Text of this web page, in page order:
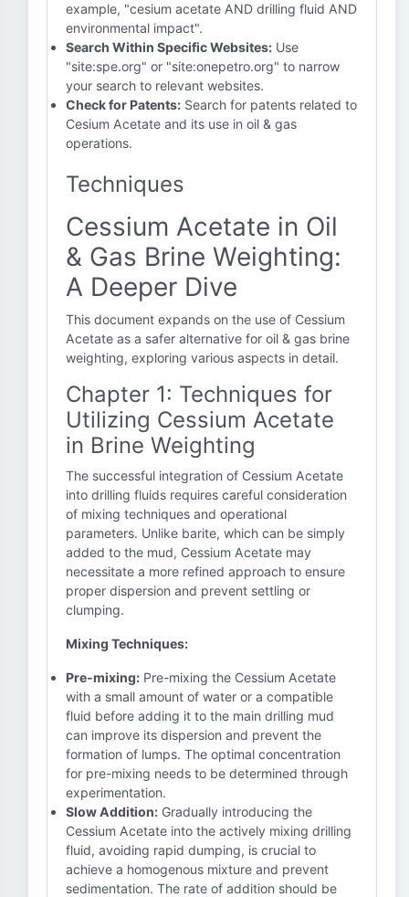
example, "cesium acetate AND drilling fluid AND
environmental impact".
Search Within Specific Websites: Use
"site:spe.org" or "site:onepetro.org" to narrow
your search to relevant websites.
Check for Patents: Search for patents related to
Cesium Acetate and its use in oil & gas
operations.
Techniques
Cessium Acetate in Oil
& Gas Brine Weighting:
A Deeper Dive
This document expands on the use of Cessium
Acetate as a safer alternative for oil & gas brine
weighting, exploring various aspects in detail.
Chapter 1: Techniques for
Utilizing Cessium Acetate
in Brine Weighting
The successful integration of Cessium Acetate
into drilling fluids requires careful consideration
of mixing techniques and operational
parameters. Unlike barite, which can be simply
added to the mud, Cessium Acetate may
necessitate a more refined approach to ensure
proper dispersion and prevent settling or
clumping.
Mixing Techniques:
Pre-mixing: Pre-mixing the Cessium Acetate
with a small amount of water or a compatible
fluid before adding it to the main drilling mud
can improve its dispersion and prevent the
formation of lumps. The optimal concentration
for pre-mixing needs to be determined through
experimentation.
Slow Addition: Gradually introducing the
Cessium Acetate into the actively mixing drilling
fluid, avoiding rapid dumping, is crucial to
achieve a homogenous mixture and prevent
sedimentation. The rate of addition should be